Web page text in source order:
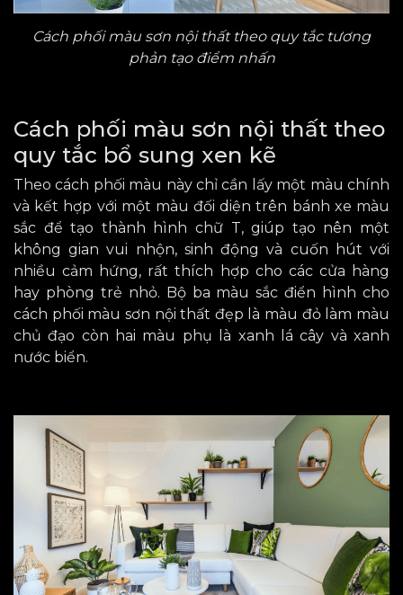
Cách phối màu sơn nội thất theo quy tắc tương
phản tạo điểm nhấn
Cách phối màu sơn nội thất theo
quy tắc bổ sung xen kẽ
Theo cách phối màu này chỉ cần lấy một màu chính
và kết hợp với một màu đối diện trên bánh xe màu
sắc để tạo thành hình chữ T,giúp tạo nên một
không gian vui nhộn, sinh động và cuốn hút với
nhiều cảm hứng, rất thích hợp cho các cửa hàng
hay phòng trẻ nhỏ. Bộ ba màu sắc điển hình cho
cách phối màu sơn nội thất đẹp là màu đỏ làm màu
chủ đạo còn hai màu phụ là xanh lá cây và xanh
nước biển.